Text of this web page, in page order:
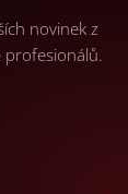
novinek z
profesionálů.